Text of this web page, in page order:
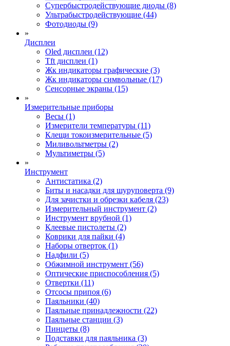
Супербыстродействующие диоды (8)
Ультрабыстродействующие (44)
Фотодиоды (9)
»
Дисплеи
Oled дисплеи (12)
Tft дисплеи (1)
Жк индикаторы графические (3)
Жк индикаторы символьные (17)
Сенсорные экраны (15)
»
Измерительные приборы
Весы (1)
Измерители температуры (11)
Клещи токоизмерительные (5)
Миливольтметры (2)
Мультиметры (5)
»
Инструмент
Антистатика (2)
Биты и насадки для шуруповерта (9)
Для зачистки и обрезки кабеля (23)
Измерительный инструмент (2)
Инструмент врубной (1)
Клеевые пистолеты (2)
Коврики для пайки (4)
Наборы отверток (1)
Надфили (5)
Обжимной инструмент (56)
Оптические приспособления (5)
Отвертки (11)
Отсосы припоя (6)
Паяльники (40)
Паяльные принадлежности (22)
Паяльные станции (3)
Пинцеты (8)
Подставки для паяльника (3)